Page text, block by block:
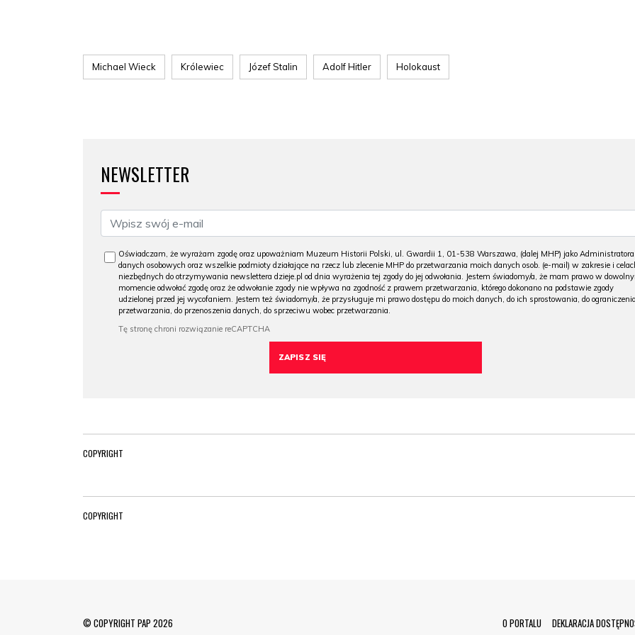
Michael Wieck Królewiec Józef Stalin Adolf Hitler Holokaust
NEWSLETTER
Oświadczam, że wyrażam zgodę oraz upoważniam Muzeum Historii Polski, ul. Gwardii 1, 01-538 Warszawa, (dalej MHP) jako Administratora
danych osobowych oraz wszelkie podmioty działające na rzecz lub zlecenie MHP do przetwarzania moich danych osob. (e-mail) w zakresie i
niezbędnych do otrzymywania newslettera dzieje.pl od dnia wyrażenia tej zgody do jej odwołania. Jestem świadomy/a, że mam prawo w
momencie odwołać zgodę oraz że odwołanie zgody nie wpływa na zgodność z prawem przetwarzania, którego dokonano na podstawie zgody
udzielonej przed jej wycofaniem. Jestem też świadomy/a, że przysługuje mi prawo dostępu do moich danych, do ich sprostowania, do ograniczenia
przetwarzania, do przenoszenia danych, do sprzeciwu wobec przetwarzania.
COPYRIGHT
COPYRIGHT
© COPYRIGHT PAP 2026 Menu Footer
O PORTALU DEKLARACJA